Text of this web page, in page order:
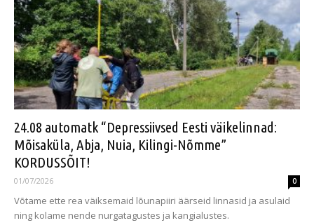
24.08 automatk “Depressiivsed Eesti väikelinnad:
Mõisaküla, Abja, Nuia, Kilingi-Nõmme”
KORDUSSÕIT!
01/07/2026 0
Võtame ette rea väiksemaid lõunapiiri äärseid linnasid ja asulaid
ning kolame nende nurgatagustes ja kangialustes.